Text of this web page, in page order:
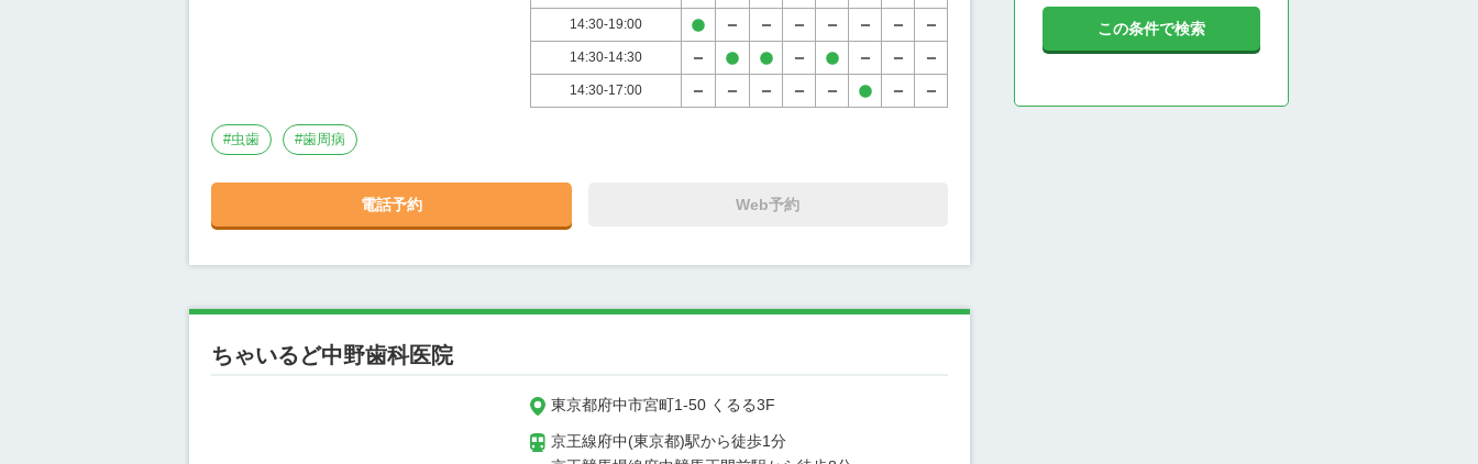
この条件で検索
14:30-19:00
14:30-14:30
14:30-17:00
#虫歯 #歯周病
電話予約 Web予約
ちゃいるど中野歯科医院
東京都府中市宮町1-50 くるる3F
京王線府中(東京都)駅から徒歩1分